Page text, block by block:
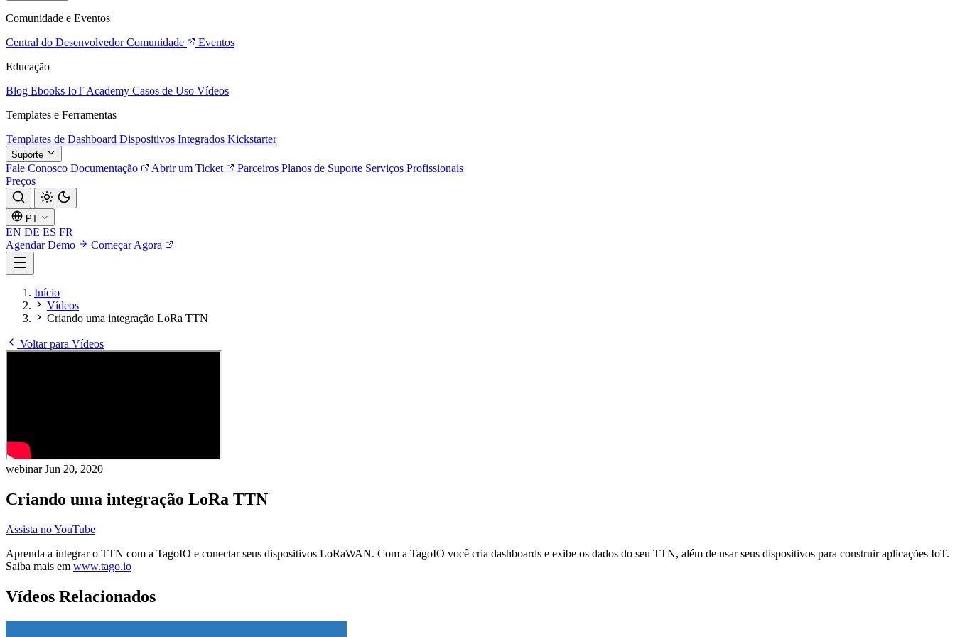
Comunidade e Eventos
Central do Desenvolvedor Comunidade
Eventos
Educação
Blog Ebooks IoT Academy Casos de Uso Vídeos
Templates e Ferramentas
Templates de Dashboard Dispositivos Integrados Kickstarter
Suporte
Fale Conosco Documentação Abrir um Ticket Parceiros Planos de Suporte Serviços Profissionais
Preços
PT
EN DE ES FR
Agendar Demo
Começar Agora
Início
Vídeos
Criando uma integração LoRa TTN
Voltar para Vídeos
webinarJun 20, 2020
Criando uma integração LoRa TTN
Assista no YouTube
Aprenda a integrar o TTN com a TagoIO e conectar seus dispositivos LoRaWAN. Com a TagoIO você cria dashboards e exibe os dados do seu TTN, além de usar seus dispositivos para construir aplicações IoT.
Saiba mais em www.tago.io
Vídeos Relacionados